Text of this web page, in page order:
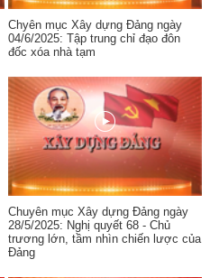
Chyên mục Xây dựng Đảng ngày
04/6/2025: Tập trung chỉ đạo đôn
đốc xóa nhà tạm
Chuyên mục Xây dựng Đảng ngày
28/5/2025: Nghị quyết 68 - Chủ
trương lớn, tầm nhìn chiến lược của
Đảng